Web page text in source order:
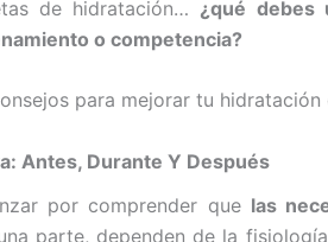
de hidratación… ¿qué debes
o competencia?
para mejorar tu
Antes, Durante Y Después
por comprender que las
parte, dependen de la